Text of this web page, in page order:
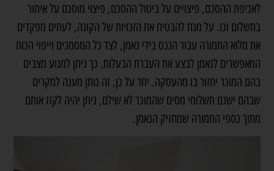
לאכיפת ההסכם, פיצויים על ביטול ההסכם, פיצוי מוסכם על איחור
בתשלום וכו. על מנת להבטיח את הזכויות של הקונה, לעתים מפקדים
את מלוא התמורה עבור הנכס בידי נאמן, לצד כל המסמכים וייפוי הכוח
המאפשרים לנאמן לבצע את העברת הבעלות. כך ניתן למנוע מצבים
בהם המוכר יחזור בו מהעסקה. יתר על כן, זה נותן מענה למקרים
שבהם ישנם תשלומי מסים שהמוכר לא שילם, ניתן יהיה לקזז אותם
מתוך כספי התמורה שמחזיק הנאמן.